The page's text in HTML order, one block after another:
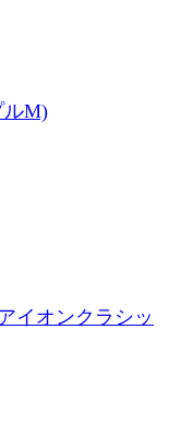
ルM)
イオンクラシッ